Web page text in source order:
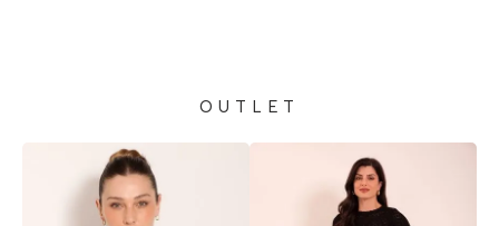
OUTLET